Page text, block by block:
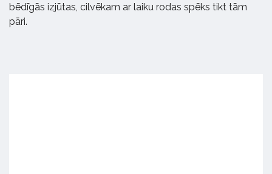
bēdīgās izjūtas, cilvēkam ar laiku rodas spēks tikt tām
pāri.